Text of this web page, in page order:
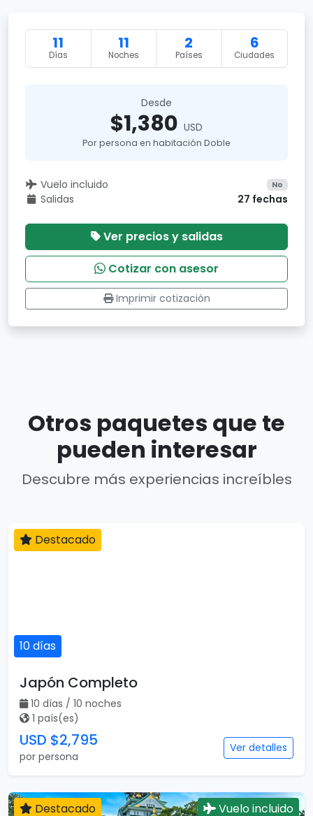
11
Días
11
Noches
2
Países
6
Ciudades
Desde
$1,380 USD
Por persona en habitación Doble
Vuelo incluido No
Salidas 27 fechas
Ver precios y salidas
Cotizar con asesor
Imprimir cotización
Otros paquetes que te
pueden interesar
Descubre más experiencias increíbles
10 días
Destacado
Japón Completo
10 días / 10 noches
1 país(es)
USD $2,795
por persona
Ver detalles
Destacado Vuelo incluido